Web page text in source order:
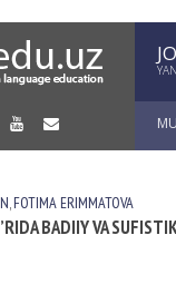
,FOTIMA ERIMMATOVA
BADIIY VA